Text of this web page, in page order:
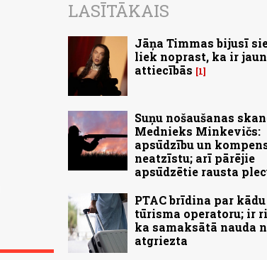
LASĪTĀKAIS
Jāņa Timmas bijusī
liek noprast, ka ir
attiecībās
1
Suņu nošaušanas
Mednieks Minkevičs:
apsūdzību un
neatzīstu; arī pārējie
apsūdzētie rausta
PTAC brīdina par kādu
tūrisma operatoru; ir
ka samaksātā nauda
atgriezta